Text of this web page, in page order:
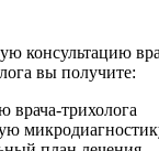
консультацию
вы получите:
врача-трихолога